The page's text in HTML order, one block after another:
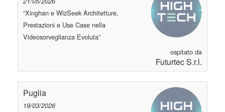
“Xinghan e WizSeek Architetture,
Prestazioni e Use Case nella
Videosorveglianza Evoluta”
ospitato da
Futurtec S.r.l.
Puglia
19/03/2026